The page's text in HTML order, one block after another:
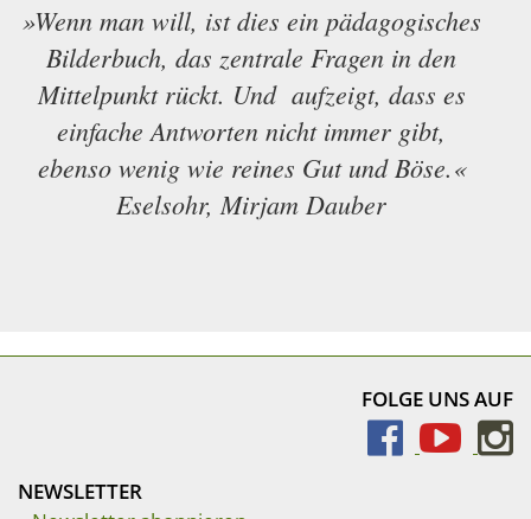
»Wenn man will, ist dies ein pädagogisches
Bilderbuch, das zentrale Fragen in den
Mittelpunkt rückt. Und aufzeigt, dass es
einfache Antworten nicht immer gibt,
ebenso wenig wie reines Gut und Böse.«
Eselsohr, Mirjam Dauber
FOLGE UNS AUF
NEWSLETTER